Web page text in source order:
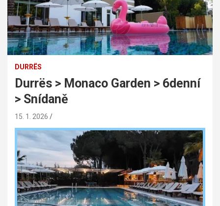
DURRËS
Durrës > Monaco Garden > 6denní
> Snídaně
15. 1. 2026